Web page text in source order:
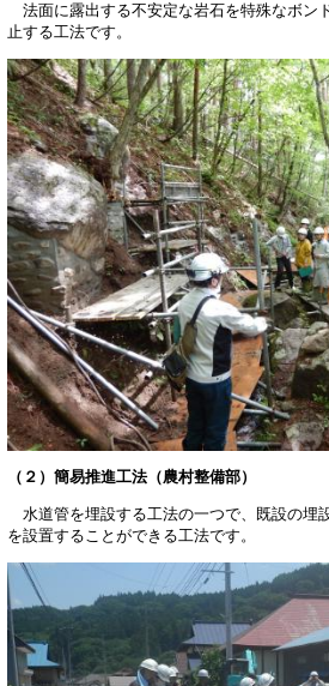
法面に露出する不安定な岩石を特殊なボン
止する工法です。
（２）簡易推進工法（農村整備部）
水道管を埋設する工法の一つで、既設の埋
を設置することができる工法です。